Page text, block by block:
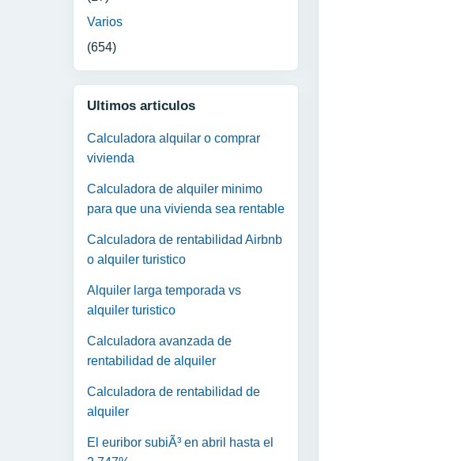
Varios
(654)
Ultimos articulos
Calculadora alquilar o comprar
vivienda
Calculadora de alquiler minimo
para que una vivienda sea rentable
Calculadora de rentabilidad Airbnb
o alquiler turistico
Alquiler larga temporada vs
alquiler turistico
Calculadora avanzada de
rentabilidad de alquiler
Calculadora de rentabilidad de
alquiler
El euribor subiÃ³ en abril hasta el